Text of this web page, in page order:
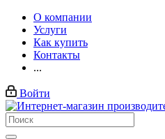
О компании
Услуги
Как купить
Контакты
...
Войти